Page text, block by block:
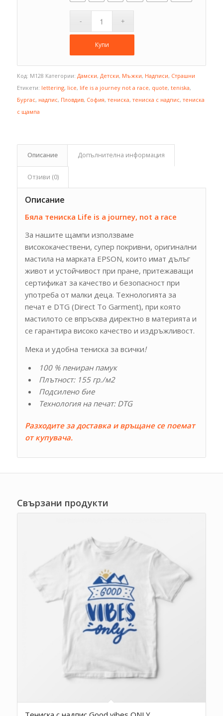
Купи
Код: M128 Категории: Дамски, Детски, Мъжки, Надписи, Страшни
Етикети: lettering, lice, life is a journey not a race, quote, teniska,
Бургас, надпис, Пловдив, София, тениска, тениска с надпис, тениска
с щампа
Описание Допълнителна информация
Отзиви (0)
Описание
Бяла тениска Life is a journey, not a race
За нашите щампи използваме
висококачествени, супер покривни, оригинални
мастила на марката EPSON, които имат дълъг
живот и устойчивост при пране, притежаващи
сертификат за качество и безопасност при
употреба от малки деца. Технологията за
печат е DTG (Direct To Garment), при която
мастилото се впръсква директно в материята и
се гарантира високо качество и издръжливост.
Мека и удобна тениска за всички!
100 % пениран памук
Плътност: 155 гр./м2
Подсилено бие
Технология на печат: DTG
Разходите за доставка и връщане се поемат
от купувача.
Свързани продукти